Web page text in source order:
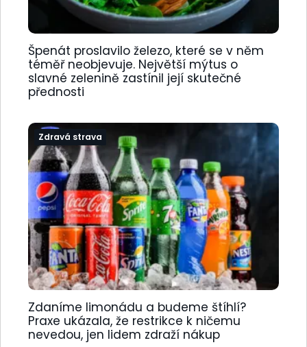
Špenát proslavilo železo, které se v něm
téměř neobjevuje. Největší mýtus o
slavné zelenině zastínil její skutečné
přednosti
Zdravá strava
Zdaníme limonádu a budeme štíhlí?
Praxe ukázala, že restrikce k ničemu
nevedou, jen lidem zdraží nákup